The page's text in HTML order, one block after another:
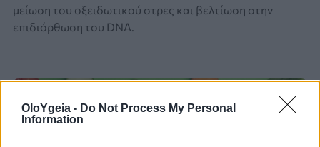
OloYgeia - Do Not Process My Personal
Information
μείωση του οξειδωτικού στρες και βελτίωση στην
επιδιόρθωση του DNA.